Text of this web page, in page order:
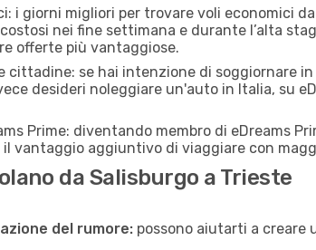
i giorni migliori per trovare voli economici
nei fine settimana e durante l’alta
offerte più vantaggiose.
cittadine: se hai intenzione di soggiornare
desideri noleggiare un'auto in Italia, su
Prime: diventando membro di eDreams
vantaggio aggiuntivo di viaggiare con
da Salisburgo a Trieste
del rumore: possono aiutarti a creare